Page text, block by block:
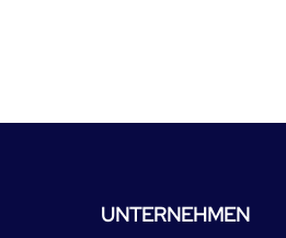
UNTERNEHMEN